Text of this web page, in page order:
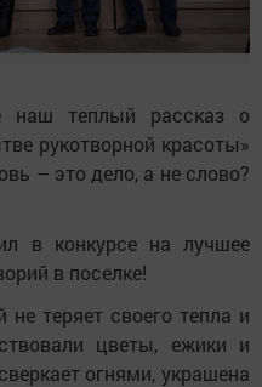
наш теплый рассказ о
рукотворной красоты»
– это дело, а не слово?
в конкурсе на лучшее
в поселке!
теряет своего тепла и
цветы, ежики и
огнями, украшена